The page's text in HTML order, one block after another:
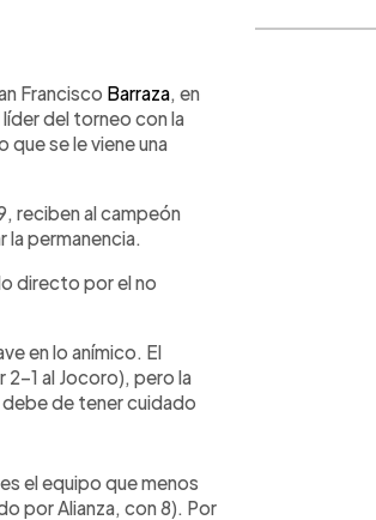
Francisco Barraza, en
del torneo con la
que se le viene una
reciben al campeón
la permanencia.
directo por el no
en lo anímico. El
2-1 al Jocoro), pero la
debe de tener cuidado
el equipo que menos
por Alianza, con 8). Por